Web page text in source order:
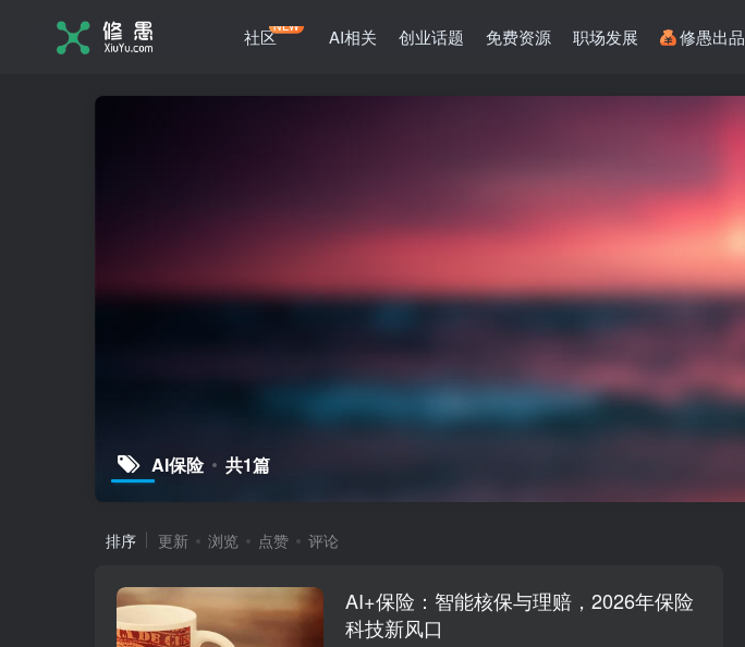
社区NEW AI相关 创业话题 免费资源 职场发展 修愚出品
AI保险 共1篇
排序 更新 浏览 点赞 评论
AI+保险：智能核保与理赔，2026年保险
科技新风口